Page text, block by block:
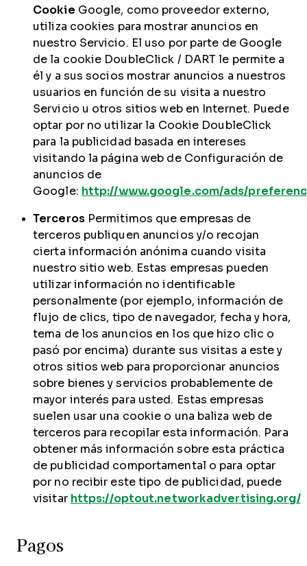
Cookie Google, como proveedor externo,
utiliza cookies para mostrar anuncios en
nuestro Servicio. El uso por parte de Google
de la cookie DoubleClick / DART le permite a
él y a sus socios mostrar anuncios a nuestros
usuarios en función de su visita a nuestro
Servicio u otros sitios web en Internet. Puede
optar por no utilizar la Cookie DoubleClick
para la publicidad basada en intereses
visitando la página web de Configuración de
anuncios de
Google: http://www.google.com/ads/
Terceros Permitimos que empresas de
terceros publiquen anuncios y/o recojan
cierta información anónima cuando visita
nuestro sitio web. Estas empresas pueden
utilizar información no identificable
personalmente (por ejemplo, información de
flujo de clics, tipo de navegador, fecha y hora,
tema de los anuncios en los que hizo clic o
pasó por encima) durante sus visitas a este y
otros sitios web para proporcionar anuncios
sobre bienes y servicios probablemente de
mayor interés para usted. Estas empresas
suelen usar una cookie o una baliza web de
terceros para recopilar esta información. Para
obtener más información sobre esta práctica
de publicidad comportamental o para optar
por no recibir este tipo de publicidad, puede
visitar https://optout.networkadvertising.org/
Pagos